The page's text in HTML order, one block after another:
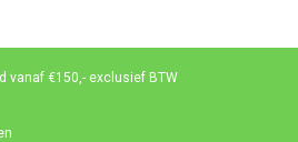
vanaf €150,- exclusief BTW